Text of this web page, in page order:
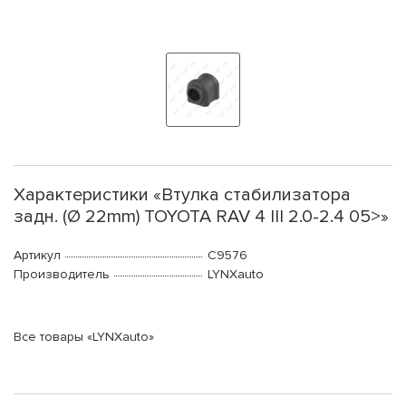
Характеристики «Втулка стабилизатора
задн. (Ø 22mm) TOYOTA RAV 4 III 2.0-2.4 05>»
Артикул
C9576
Производитель
LYNXauto
Все товары «LYNXauto»